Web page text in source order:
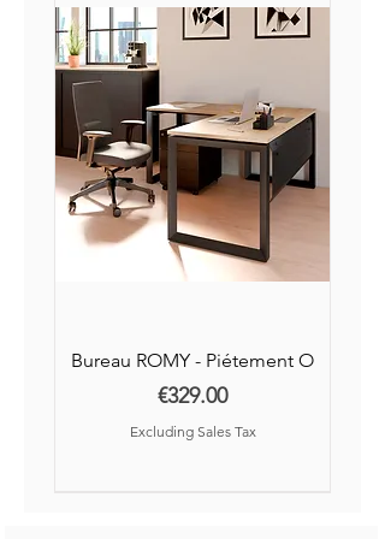
laqué.
Piétements arche fixe.
Vérins de stabilité pour compenser
les défauts de planéité du sol.
Bureau ROMY - Piétement O
Price
€329.00
Excluding Sales Tax